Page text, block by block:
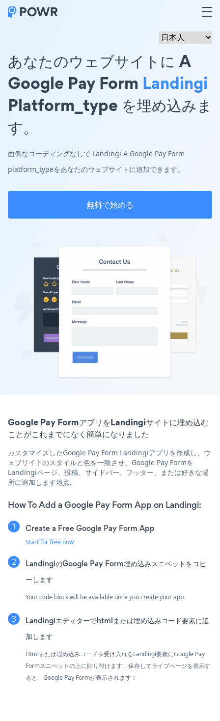
あなたのウェブサイトに A
Google Pay Form Landingi
Platform_type を埋め込みま
す。
面倒なコーディングなしで Landingi A Google Pay Form
platform_typeをあなたのウェブサイトに追加できます。
無料で始める
Google Pay FormアプリをLandingiサイトに埋め込む
ことがこれまでになく簡単になりました
カスタマイズしたGoogle Pay Form Landingiアプリを作成し、ウ
ェブサイトのスタイルと色を一致させ、Google Pay Formを
Landingiページ、投稿、サイドバー、フッター、または好きな場
所に追加します地点。
How To Add a Google Pay Form App on Landingi:
Create a Free Google Pay Form App
Start for free now
LandingiのGoogle Pay Form埋め込みスニペットをコピ
ーします
Your code block will be available once you create your app
Landingiエディターでhtmlまたは埋め込みコード要素に追
加します
Htmlまたは埋め込みコードを受け入れるLandingi要素にGoogle Pay
Formスニペットの上に貼り付けます。保存してライブページを表示す
ると、Google Pay Formが表示されます！